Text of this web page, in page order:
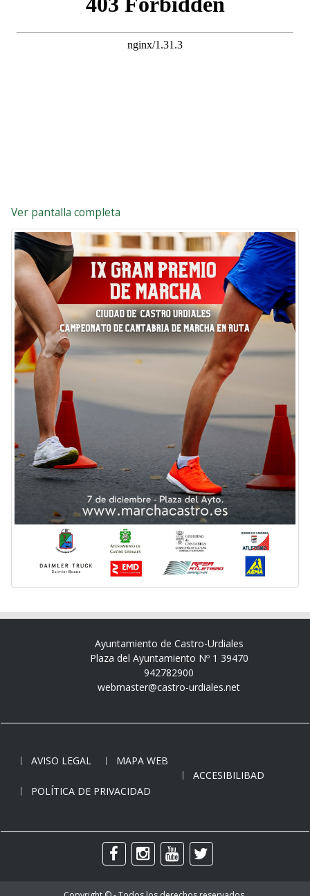
Ver pantalla completa
Ayuntamiento de Castro-Urdiales
Plaza del Ayuntamiento Nº 1 39470
942782900
webmaster@castro-urdiales.net
AVISO LEGAL
MAPA WEB
ACCESIBILIBAD
POLÍTICA DE PRIVACIDAD